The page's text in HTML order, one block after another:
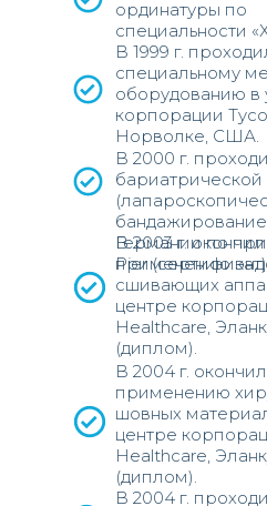
В 2003 г.
применению
сшивающих
центре
Healthcare,
(диплом).
ординатуры по
специальности
В 2004 г.
применению
шовных
центре
Healthcare,
(диплом).
В 1999 г.
специальному
оборудованию в
корпорации
Норволке, США.
В 2004 г.
В 2000 г.
бариатрической
Германии по
Pier